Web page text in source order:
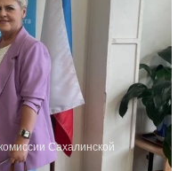
Сахалинской